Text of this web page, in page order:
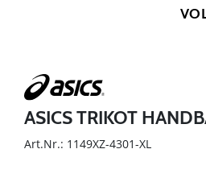
ASICS TRIKOT
Art.Nr.: 1149XZ-4301-XL